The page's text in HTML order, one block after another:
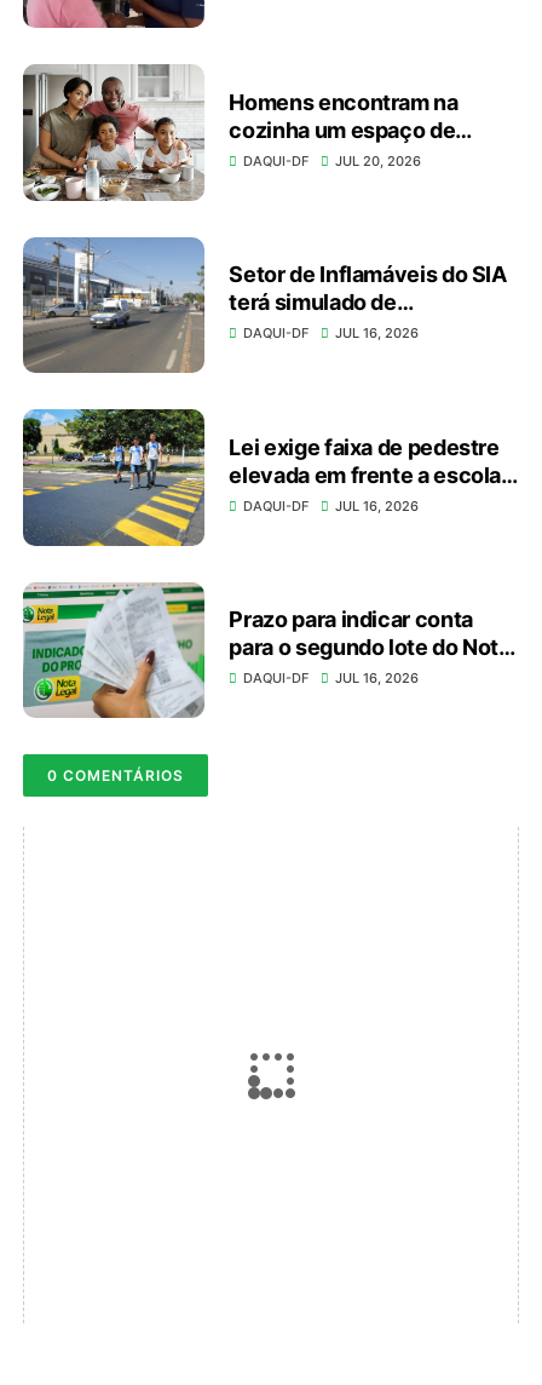
Homens encontram na
cozinha um espaço de
autonomia, bem-estar e
DAQUI-DF JUL 20, 2026
Setor de Inflamáveis do SIA
terá simulado de
emergência no domingo
DAQUI-DF JUL 16, 2026
Lei exige faixa de pedestre
elevada em frente a escolas
e unidades de saúde
DAQUI-DF JUL 16, 2026
Prazo para indicar conta
para o segundo lote do Nota
Legal vai até dia 20
DAQUI-DF JUL 16, 2026
0 COMENTÁRIOS